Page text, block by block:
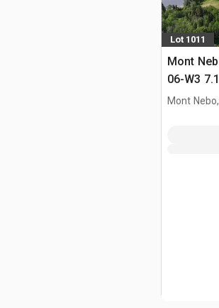
Lot 1011
Mont
06-W3
PID
Mont